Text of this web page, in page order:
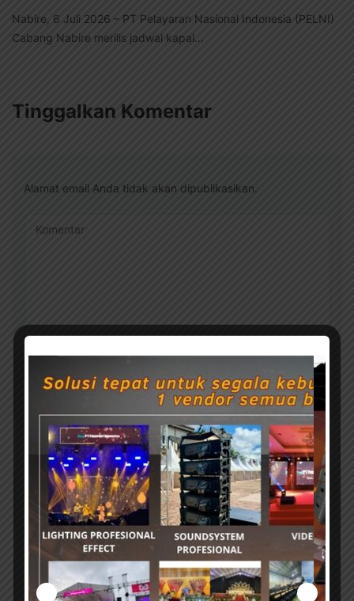
Nabire, 6 Juli 2026 – PT Pelayaran Nasional Indonesia (PELNI)
Cabang Nabire merilis jadwal kapal...
Tinggalkan Komentar
Alamat email Anda tidak akan dipublikasikan.
Komentar